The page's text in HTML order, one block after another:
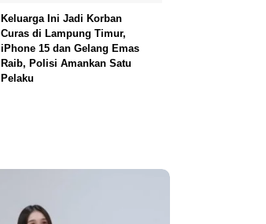
Keluarga Ini Jadi Korban
Curas di Lampung Timur,
iPhone 15 dan Gelang Emas
Raib, Polisi Amankan Satu
Pelaku